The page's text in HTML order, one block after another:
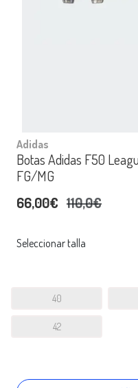
Adidas
Botas Adidas F50
FG/MG
66,00€ 110,0€
Seleccionar talla
40
42